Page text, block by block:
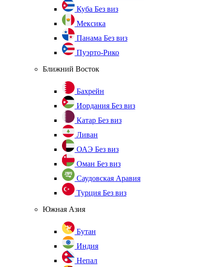
Куба Без виз
Мексика
Панама Без виз
Пуэрто-Рико
Ближний Восток
Бахрейн
Иордания Без виз
Катар Без виз
Ливан
ОАЭ Без виз
Оман Без виз
Саудовская Аравия
Турция Без виз
Южная Азия
Бутан
Индия
Непал